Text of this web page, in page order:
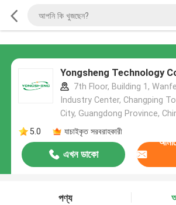
Yongsheng Technology
7th Floor, Building 1,
Industry Center, Changping
City, Guangdong Province,
5.0
যাচাইকৃত সরবরাহকারী
এখন ডাকো
পণ্য